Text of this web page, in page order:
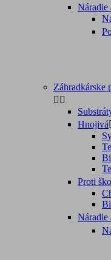
Náradie
Záhradkárske
 
Hnojivá
Proti
Náradie